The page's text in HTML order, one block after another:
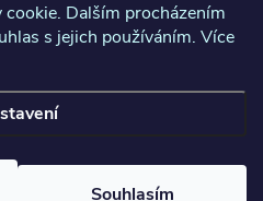
Dalším procházením
s jejich používáním. Více
Souhlasím
cookies